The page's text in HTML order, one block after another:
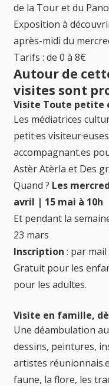
de la Tour et du
Exposition à
après-midi du
Tarifs : de 0 à 8€
Autour de
visites sont
Visite Toute petite
Les médiatrices
petit·es
accompagnant.es
Astèr Atèrla et Des
Quand ? Les
avril | 15 mai à 10h
Et pendant la
23 mars
Inscription : par
Gratuit pour les
pour les adultes.
Visite en famille,
Une déambulation
dessins, peintures,
artistes
faune, la flore, les